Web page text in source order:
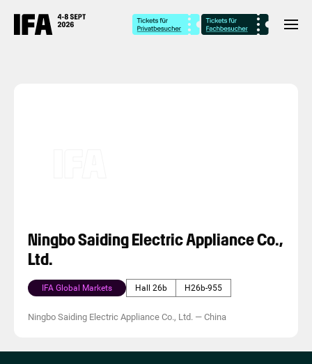
Ningbo Saiding Electric Appliance Co.,
Ltd.
IFA Global Markets Hall 26b H26b-955
Ningbo Saiding Electric Appliance Co., Ltd. — China